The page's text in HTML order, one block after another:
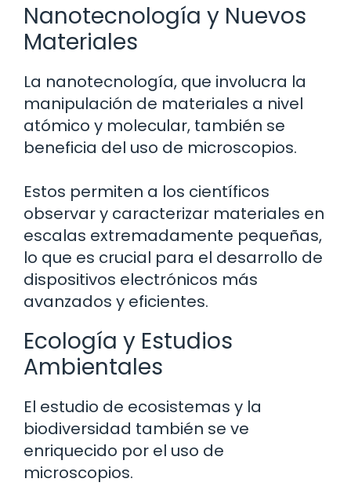
Nanotecnología y Nuevos
Materiales
La nanotecnología, que involucra la
manipulación de materiales a nivel
atómico y molecular, también se
beneficia del uso de microscopios.
Estos permiten a los científicos
observar y caracterizar materiales en
escalas extremadamente pequeñas,
lo que es crucial para el desarrollo de
dispositivos electrónicos más
avanzados y eficientes.
Ecología y Estudios
Ambientales
El estudio de ecosistemas y la
biodiversidad también se ve
enriquecido por el uso de
microscopios.